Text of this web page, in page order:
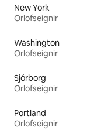
New York
Orlofseignir
Washington
Orlofseignir
Sjórborg
Orlofseignir
Portland
Orlofseignir